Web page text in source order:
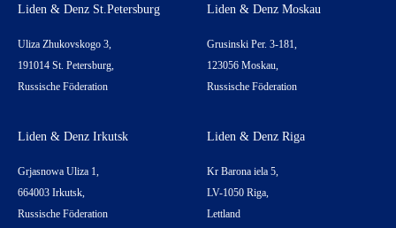
Liden & Denz St.Petersburg
Uliza Zhukovskogo 3,
191014 St. Petersburg,
Russische Föderation
Liden & Denz Moskau
Grusinski Per. 3-181,
123056 Moskau,
Russische Föderation
Liden & Denz Irkutsk
Grjasnowa Uliza 1,
664003 Irkutsk,
Russische Föderation
Liden & Denz Riga
Kr Barona iela 5,
LV-1050 Riga,
Lettland